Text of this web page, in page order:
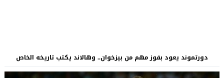
دورتموند يعود بفوز مهم من بيزخوان.. وهالاند يكتب تاريخه الخاص